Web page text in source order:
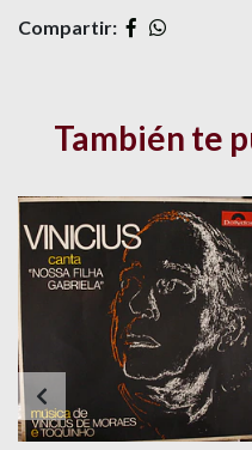
Compartir:
También te